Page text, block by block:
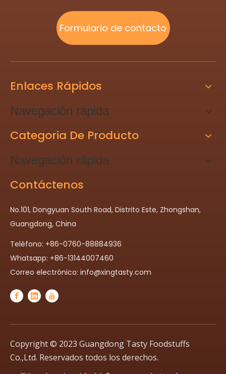
Formulario de contacto
Enlaces Rápidos
Navegación rápida
Categoria De Producto
Navegación rápida
Contáctenos
No.101, Dongyuan South Road, Distrito Este, Zhongshan,
Guangdong, China
Teléfono: +86-0760-88884936
Whatsapp: +86-13144007460
Correo electrónico: info@xingtasty.com
Copyright © 2023 Guangdong Tasty Foodstuffs
Co.,Ltd. Reservados todos los derechos.